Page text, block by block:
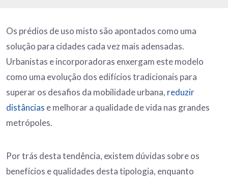
Os prédios de uso misto são apontados como uma
solução para cidades cada vez mais adensadas.
Urbanistas e incorporadoras enxergam este modelo
como uma evolução dos edifícios tradicionais para
superar os desafios da mobilidade urbana, reduzir
distâncias e melhorar a qualidade de vida nas grandes
metrópoles.
Por trás desta tendência, existem dúvidas sobre os
benefícios e qualidades desta tipologia, enquanto